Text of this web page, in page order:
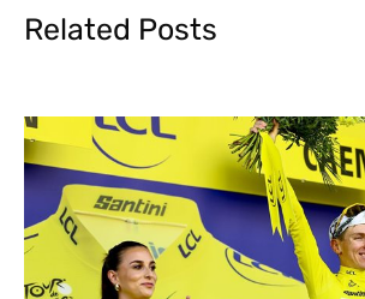
Related Posts